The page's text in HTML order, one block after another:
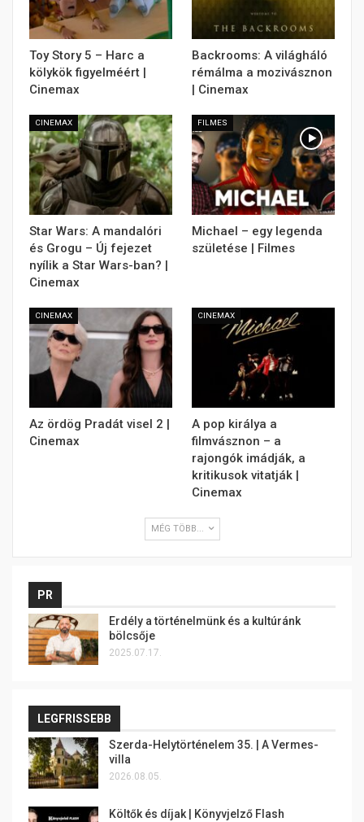
Toy Story 5 – Harc a
kölykök figyelméért |
Cinemax
Backrooms: A világháló
rémálma a mozivásznon
| Cinemax
CINEMAX
Star Wars: A mandalóri
és Grogu – Új fejezet
nyílik a Star Wars-ban? |
Cinemax
FILMES
Michael – egy legenda
születése | Filmes
CINEMAX
Az ördög Pradát visel 2 |
Cinemax
CINEMAX
A pop királya a
filmvásznon – a
rajongók imádják, a
kritikusok vitatják |
Cinemax
MÉG TÖBB...
PR
Erdély a történelmünk és a kultúránk
bölcsője
2025.07.17.
LEGFRISSEBB
Szerda-Helytörténelem 35. | A Vermes-
villa
2026.08.05.
Költők és díjak | Könyvjelző Flash